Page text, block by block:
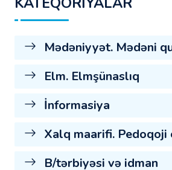
Mədəniyyət. Mədəni
Elm. Elmşünaslıq
İnformasiya
Xalq maarifi.
B/tərbiyəsi və idman